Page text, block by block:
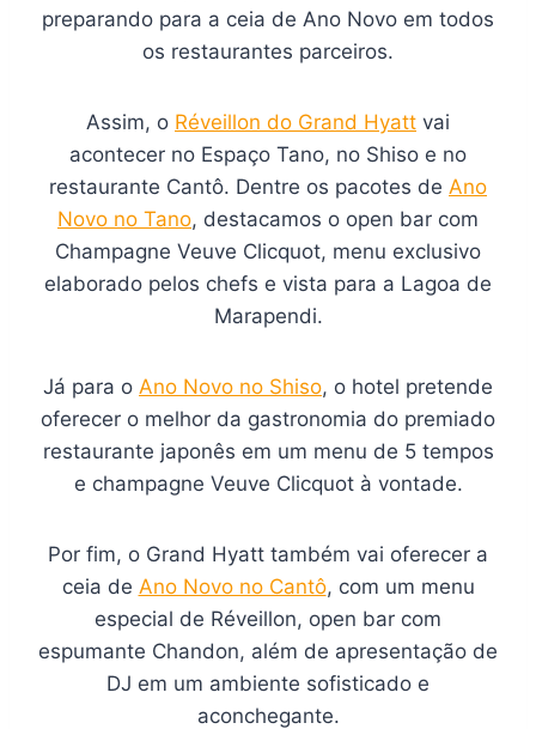
preparando para a ceia de Ano Novo em todos
os restaurantes parceiros.
Assim, o Réveillon do Grand Hyatt vai
acontecer no Espaço Tano, no Shiso e no
restaurante Cantô. Dentre os pacotes de Ano
Novo no Tano, destacamos o open bar com
Champagne Veuve Clicquot, menu exclusivo
elaborado pelos chefs e vista para a Lagoa de
Marapendi.
Já para o Ano Novo no Shiso, o hotel pretende
oferecer o melhor da gastronomia do premiado
restaurante japonês em um menu de 5 tempos
e champagne Veuve Clicquot à vontade.
Por fim, o Grand Hyatt também vai oferecer a
ceia de Ano Novo no Cantô, com um menu
especial de Réveillon, open bar com
espumante Chandon, além de apresentação de
DJ em um ambiente sofisticado e
aconchegante.